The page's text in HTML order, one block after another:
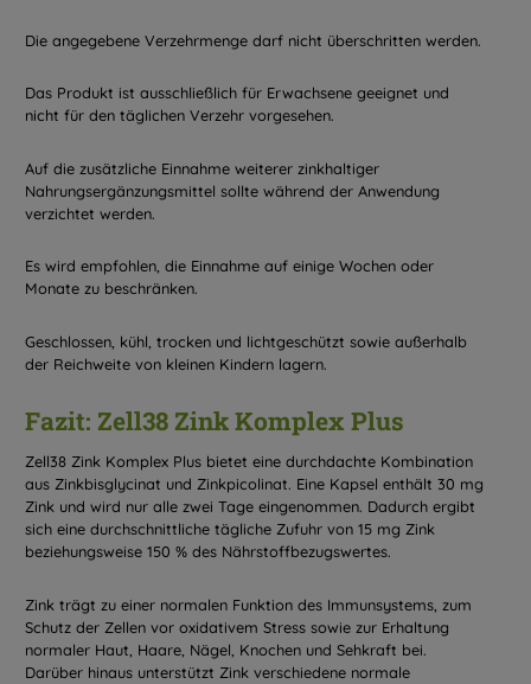
Die angegebene Verzehrmenge darf nicht überschritten werden.
Das Produkt ist ausschließlich für Erwachsene geeignet und
nicht für den täglichen Verzehr vorgesehen.
Auf die zusätzliche Einnahme weiterer zinkhaltiger
Nahrungsergänzungsmittel sollte während der Anwendung
verzichtet werden.
Es wird empfohlen, die Einnahme auf einige Wochen oder
Monate zu beschränken.
Geschlossen, kühl, trocken und lichtgeschützt sowie außerhalb
der Reichweite von kleinen Kindern lagern.
Fazit: Zell38 Zink Komplex Plus
Zell38 Zink Komplex Plus bietet eine durchdachte Kombination
aus Zinkbisglycinat und Zinkpicolinat. Eine Kapsel enthält 30 mg
Zink und wird nur alle zwei Tage eingenommen. Dadurch ergibt
sich eine durchschnittliche tägliche Zufuhr von 15 mg Zink
beziehungsweise 150 % des Nährstoffbezugswertes.
Zink trägt zu einer normalen Funktion des Immunsystems, zum
Schutz der Zellen vor oxidativem Stress sowie zur Erhaltung
normaler Haut, Haare, Nägel, Knochen und Sehkraft bei.
Darüber hinaus unterstützt Zink verschiedene normale